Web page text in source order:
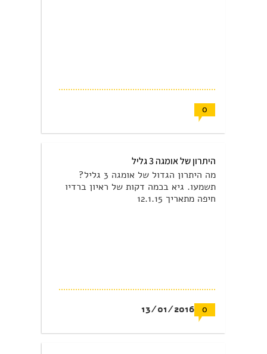
0
היתרון של אומגה 3 גליל
מה היתרון הגדול של אומגה 3 גליל?
תשמעו. גיא בכמה דקות של ראיון ברדיו
חיפה מתאריך 12.1.15
0
13/01/2016